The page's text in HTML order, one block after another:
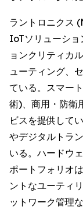
ラントロニクス
IoTソリューショ
ョンクリティカ
ューティング、
ている。スマー
術)、商用・防衛
ビスを提供して
やデジタルトラ
いる。ハードウ
ポートフォリオ
ントなユーティ
ットワーク管理